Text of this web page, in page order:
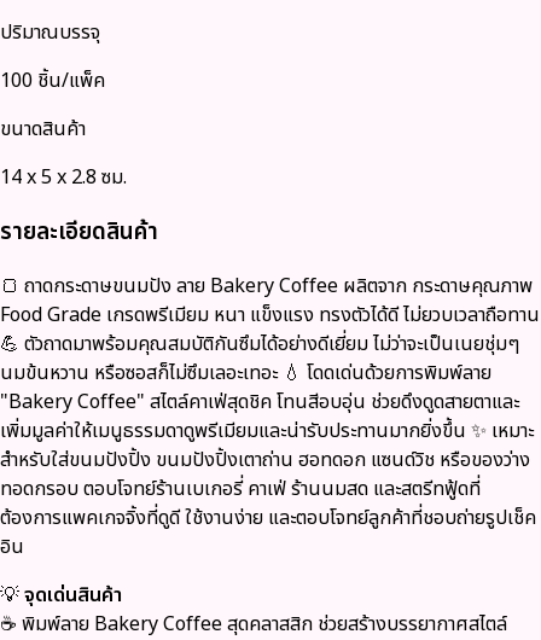
ปริมาณบรรจุ
100 ชิ้น/แพ็ค
ขนาดสินค้า
14 x 5 x 2.8 ซม.
รายละเอียดสินค้า
🍞 ถาดกระดาษขนมปัง ลาย Bakery Coffee ผลิตจาก กระดาษคุณภาพ
Food Grade เกรดพรีเมียม หนา แข็งแรง ทรงตัวได้ดี ไม่ยวบเวลาถือทาน
💪 ตัวถาดมาพร้อมคุณสมบัติกันซึมได้อย่างดีเยี่ยม ไม่ว่าจะเป็นเนยชุ่มๆ
นมข้นหวาน หรือซอสก็ไม่ซึมเลอะเทอะ 💧 โดดเด่นด้วยการพิมพ์ลาย
"Bakery Coffee" สไตล์คาเฟ่สุดชิค โทนสีอบอุ่น ช่วยดึงดูดสายตาและ
เพิ่มมูลค่าให้เมนูธรรมดาดูพรีเมียมและน่ารับประทานมากยิ่งขึ้น ✨ เหมาะ
สำหรับใส่ขนมปังปิ้ง ขนมปังปิ้งเตาถ่าน ฮอทดอก แซนด์วิช หรือของว่าง
ทอดกรอบ ตอบโจทย์ร้านเบเกอรี่ คาเฟ่ ร้านนมสด และสตรีทฟู้ดที่
ต้องการแพคเกจจิ้งที่ดูดี ใช้งานง่าย และตอบโจทย์ลูกค้าที่ชอบถ่ายรูปเช็ค
อิน
💡จุดเด่นสินค้า
☕ พิมพ์ลาย Bakery Coffee สุดคลาสสิก ช่วยสร้างบรรยากาศสไตล์